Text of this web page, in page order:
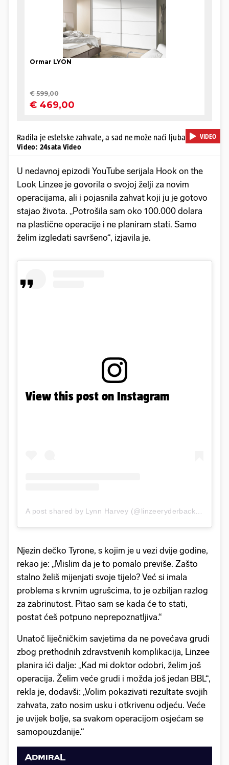
VIDEO
Radila je estetske zahvate, a sad ne može naći ljubav|
Video: 24sata Video
U nedavnoj epizodi YouTube serijala Hook on the
Look Linzee je govorila o svojoj želji za novim
operacijama, ali i pojasnila zahvat koji ju je gotovo
stajao života. „Potrošila sam oko 100.000 dolara
na plastične operacije i ne planiram stati. Samo
želim izgledati savršeno“, izjavila je.
View this post on Instagram
Njezin dečko Tyrone, s kojim je u vezi dvije godine,
rekao je: „Mislim da je to pomalo previše. Zašto
stalno želiš mijenjati svoje tijelo? Već si imala
problema s krvnim ugrušcima, to je ozbiljan razlog
za zabrinutost. Pitao sam se kada će to stati,
postat ćeš potpuno neprepoznatljiva.“
Unatoč liječničkim savjetima da ne povećava grudi
zbog prethodnih zdravstvenih komplikacija, Linzee
planira ići dalje: „Kad mi doktor odobri, želim još
operacija. Želim veće grudi i možda još jedan BBL“,
rekla je, dodavši: „Volim pokazivati rezultate svojih
zahvata, zato nosim usku i otkrivenu odjeću. Veće
je uvijek bolje, sa svakom operacijom osjećam se
samopouzdanije.“